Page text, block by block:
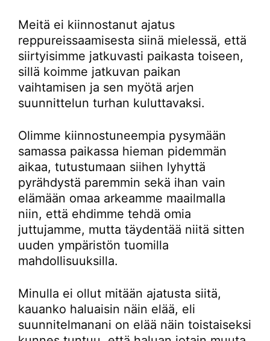
Meitä ei kiinnostanut ajatus
reppureissaamisesta siinä mielessä, että
siirtyisimme jatkuvasti paikasta toiseen,
sillä koimme jatkuvan paikan
vaihtamisen ja sen myötä arjen
suunnittelun turhan kuluttavaksi.
Olimme kiinnostuneempia pysymään
samassa paikassa hieman pidemmän
aikaa, tutustumaan siihen lyhyttä
pyrähdystä paremmin sekä ihan vain
elämään omaa arkeamme maailmalla
niin, että ehdimme tehdä omia
juttujamme, mutta täydentää niitä sitten
uuden ympäristön tuomilla
mahdollisuuksilla.
Minulla ei ollut mitään ajatusta siitä,
kauanko haluaisin näin elää, eli
suunnitelmanani on elää näin toistaiseksi